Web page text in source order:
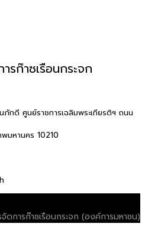
รก๊าซเรือนกระจก
กดี ศูนย์ราชการเฉลิมพระเกียรติฯ ถนน
มหานคร 10210
ดการก๊าซเรือนกระจก (องค์การมหาชน)